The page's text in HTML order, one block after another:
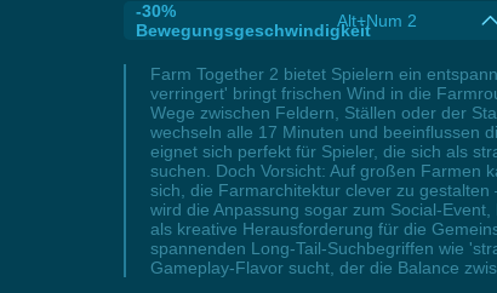
-30%
BewegungsgeschwindigkeitAlt+Num 2
Farm Together 2 bietet Spielern ein
verringert' bringt frischen Wind in die
Wege zwischen Feldern, Ställen oder der
wechseln alle 17 Minuten und beeinflussen
eignet sich perfekt für Spieler, die sich als
suchen. Doch Vorsicht: Auf großen Farmen
sich, die Farmarchitektur clever zu
wird die Anpassung sogar zum Social-
als kreative Herausforderung für die
spannenden Long-Tail-Suchbegriffen wie
Gameplay-Flavor sucht, der die Balance